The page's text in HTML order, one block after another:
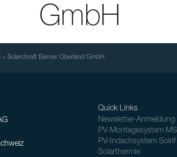
MSP Schrägdach
GmbH
» Solarchraft Berner Oberland GmbH
Quick Links
Newsletter-Anmeldung
PV-Montagesystem
PV-Indachsystem Solrif
Solarthermie